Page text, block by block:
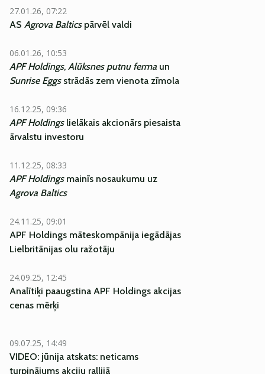
27.01.26, 07:22
AS Agrova Balticspārvēl valdi
06.01.26, 10:53
APF Holdings, Alūksnes putnu ferma un
Sunrise Eggsstrādās zem vienota zīmola
16.12.25, 09:36
APF Holdingslielākais akcionārs piesaista
ārvalstu investoru
11.12.25, 08:33
APF Holdingsmainīs nosaukumu uz
Agrova Baltics
24.11.25, 09:01
APF Holdings māteskompānija iegādājas
Lielbritānijas olu ražotāju
24.09.25, 12:45
Analītiķi paaugstina APF Holdings akcijas
cenas mērķi
09.07.25, 14:49
VIDEO: jūnija atskats: neticams
turpinājums akciju rallijā